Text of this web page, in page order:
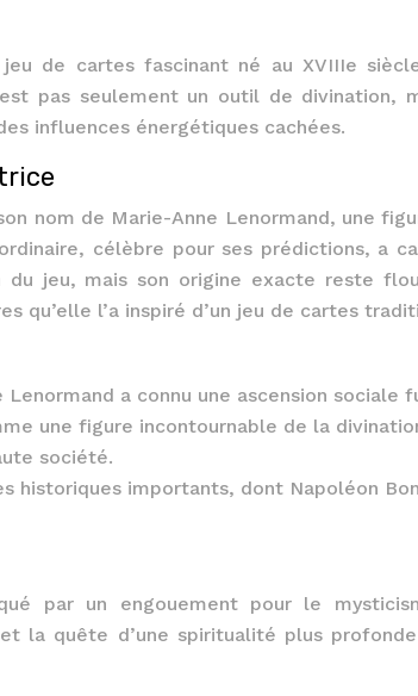
jeu de cartes fascinant né au XVIIIe
pas seulement un outil de divination,
influences énergétiques cachées.
nom de Marie-Anne Lenormand, une
célèbre pour ses prédictions, a
jeu, mais son origine exacte reste
qu’elle l’a inspiré d’un jeu de cartes
Lenormand a connu une ascension sociale
une figure incontournable de la
société.
historiques importants, dont Napoléon
par un engouement pour le
la quête d’une spiritualité plus